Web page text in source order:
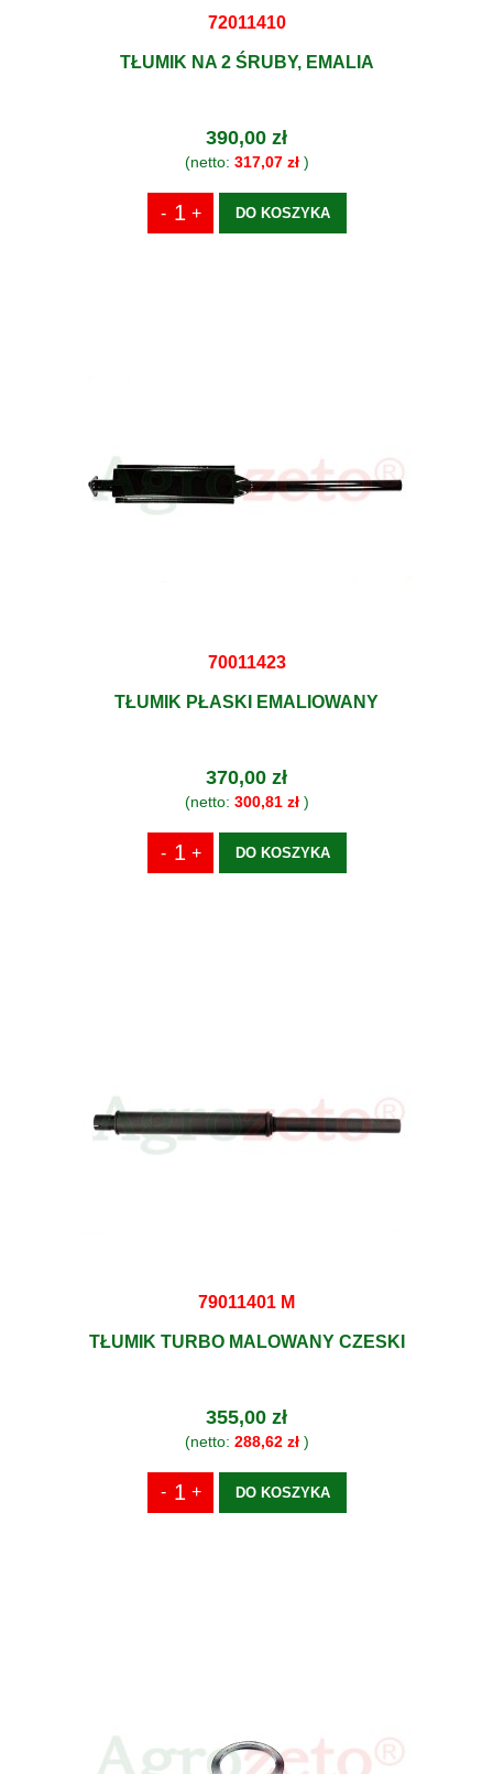
72011410
TŁUMIK NA 2 ŚRUBY, EMALIA
390,00 zł
(netto: 317,07 zł)
DO KOSZYKA
70011423
TŁUMIK PŁASKI EMALIOWANY
370,00 zł
(netto: 300,81 zł)
DO KOSZYKA
79011401 M
TŁUMIK TURBO MALOWANY CZESKI
355,00 zł
(netto: 288,62 zł)
DO KOSZYKA